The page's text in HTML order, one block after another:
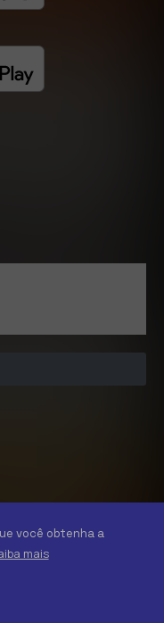
você obtenha a
maisLTDA,